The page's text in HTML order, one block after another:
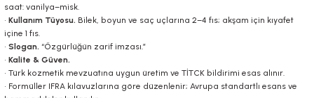
saat: vanilya–misk.
• Kullanım Tüyosu. Bilek, boyun ve saç uçlarına 2–4 fıs; akşam için kıyafet
içine 1 fıs.
• Slogan. “Özgürlüğün zarif imzası.”
• Kalite & Güven.
• Türk kozmetik mevzuatına uygun üretim ve TİTCK bildirimi esas alınır.
• Formüller IFRA kılavuzlarına göre düzenlenir; Avrupa standartlı esans ve